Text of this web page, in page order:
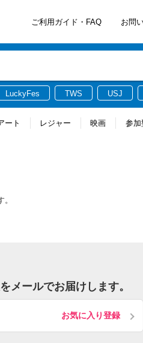
ご利用ガイド・FAQ お問
LuckyFes TWS USJ
ート レジャー 映画 参加
ールでお届けします。
お気に入り登録